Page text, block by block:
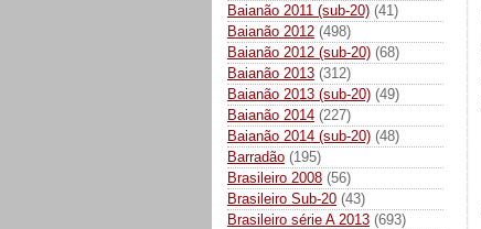
Baianão 2011 (sub-20) (41)
Baianão 2012 (498)
Baianão 2012 (sub-20) (68)
Baianão 2013 (312)
Baianão 2013 (sub-20) (49)
Baianão 2014 (227)
Baianão 2014 (sub-20) (48)
Barradão (195)
Brasileiro 2008 (56)
Brasileiro Sub-20 (43)
Brasileiro série A 2013 (693)